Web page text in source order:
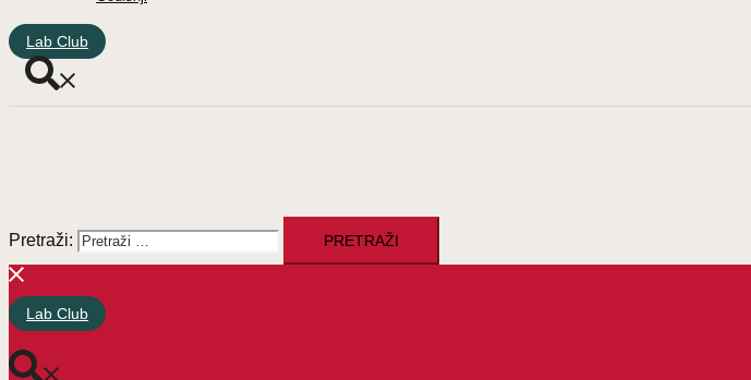
Lab Club
Pretraži:
Lab Club